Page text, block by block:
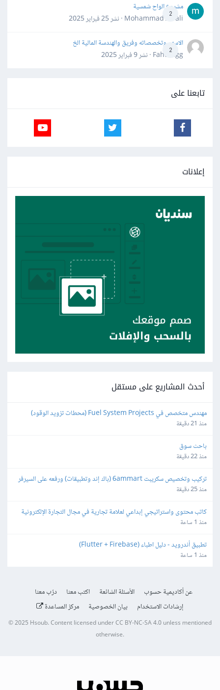
2
مشروع الواح شمسية
Mohammad Awali · نشر
25 فبراير 2025
2
الاسهم وتخصصاته وفريق والهندسة المالية الخ
Fahd Ggg · نشر
9 فبراير 2025
تابعنا على
إعلانات
أحدث المشاريع على مستقل
مهندس متخصص في Fuel System Projects (محطات تزويد الوقود)
منذ 21 دقيقة
باحث سوق
منذ 22 دقيقة
تركيب وتخصيص سكريبت 6ammart (باك إند وتطبيقات) ورفعه على السيرفر
والمتجر
منذ 25 دقيقة
كاتب محتوى واستراتيجي إبداعي لعلامة تجارية في مجال التجارة الإلكترونية
منذ 1 ساعة
تطبيق أندرويد - دليل اطباء (Flutter + Firebase)
منذ 1 ساعة
عن أكاديمية حسوب الأسئلة الشائعة اكتب معنا
درّب معنا
إرشادات الاستخدام
بيان الخصوصية مركز المساعدة
© 2025 Hsoub.Content licensed underCC BY-NC-SA 4.0unless mentioned
otherwise.